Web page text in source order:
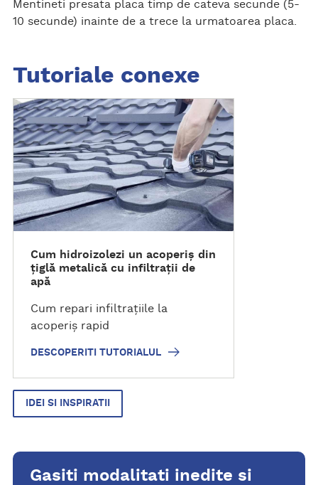
Mentineti presata placa timp de cateva secunde (5-
10 secunde) inainte de a trece la urmatoarea placa.
Tutoriale conexe
D
e
s
c
o
p
e
r
i
l
Cum hidroizolezi un acoperiș din
țiglă metalică cu infiltrații de
apă
Cum repari infiltrațiile la
acoperiș rapid
DESCOPERITI TUTORIALUL
IDEI SI INSPIRATII
Gasiti modalitati inedite si